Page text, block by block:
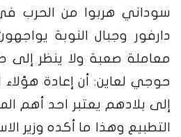
سوداني هربوا من الحرب
دارفور وجبال النوبة
معاملة صعبة ولا ينظر إلى
حوجي لعاين: أن إعادة هؤلاء
إلى بلادهم يعتبر احد أهم
التطبيع وهذا ما أكده وزير